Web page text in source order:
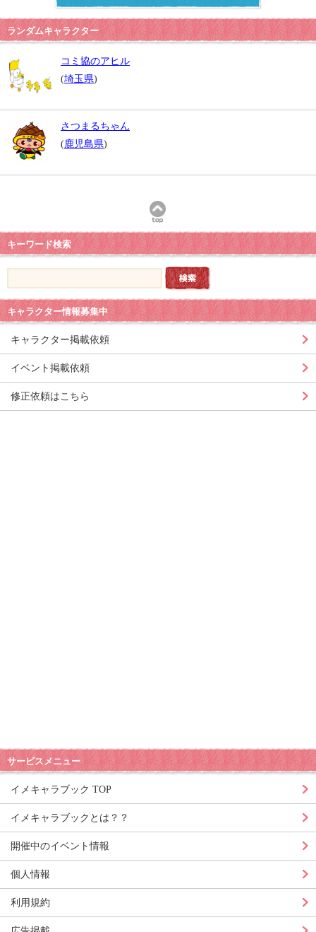
ランダムキャラクター
コミ協のアヒル
(埼玉県)
さつまるちゃん
(鹿児島県)
キーワード検索
キャラクター情報募集中
キャラクター掲載依頼
イベント掲載依頼
修正依頼はこちら
サービスメニュー
イメキャラブック TOP
イメキャラブックとは？？
開催中のイベント情報
個人情報
利用規約